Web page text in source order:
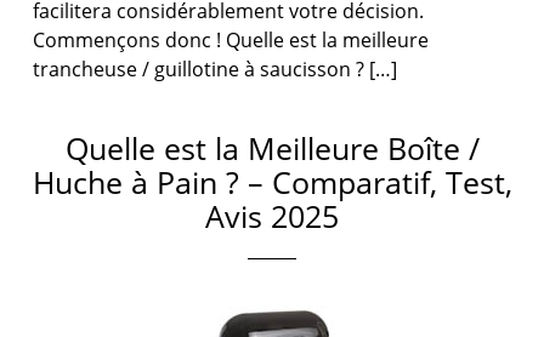
facilitera considérablement votre décision.
Commençons donc ! Quelle est la meilleure
trancheuse / guillotine à saucisson ? […]
Quelle est la Meilleure Boîte /
Huche à Pain ? – Comparatif, Test,
Avis 2025